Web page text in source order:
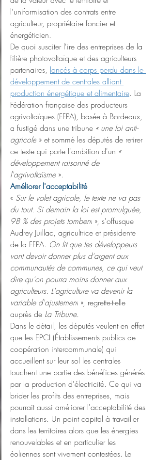
l'uniformisation des contrats entre
agriculteur, propriétaire foncier et
énergéticien.
De quoi susciter l'ire des entreprises de la
filière photovoltaïque et des agriculteurs
partenaires, lancés à corps perdu dans le
développement de centrales alliant
production énergétique et alimentaire. La
Fédération française des producteurs
agrivoltaïques (FFPA), basée à Bordeaux,
a fustigé dans une tribune « une loi anti-
agricole » et sommé les députés de retirer
ce texte qui porte l'ambition d'un «
développement raisonné de
l'agrivoltaïsme ».
Améliorer l'acceptabilité
« Sur le volet agricole, le texte ne va pas
du tout. Si demain la loi est promulguée,
98 % des projets tombent », s'offusque
Audrey Juillac, agricultrice et présidente
de la FFPA. On lit que les développeurs
vont devoir donner plus d'argent aux
communautés de communes, ce qui veut
dire qu'on pourra moins donner aux
agriculteurs. L'agriculture va devenir la
variable d'ajustement », regrette-t-elle
auprès de La Tribune.
Dans le détail, les députés veulent en effet
que les EPCI (Établissements publics de
coopération intercommunale) qui
accueillent sur leur sol les centrales
touchent une partie des bénéfices générés
par la production d'électricité. Ce qui va
brider les profits des entreprises, mais
pourrait aussi améliorer l'acceptabilité des
installations. Un point capital à travailler
dans les territoires alors que les énergies
renouvelables et en particulier les
éoliennes sont vivement contestées. Le